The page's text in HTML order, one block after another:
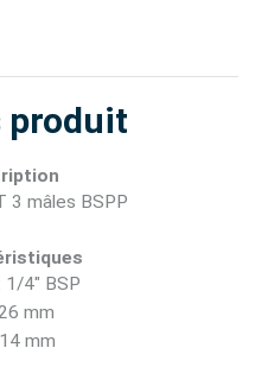
produit
3 mâles BSPP
1/4" BSP
mm
mm